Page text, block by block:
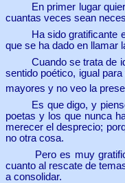
En primer lugar
cuantas veces sean
Ha sido gratificante
que se ha dado en llamar
Cuando se trata de
sentido poético, igual
mayores y no veo la
Es que digo, y
poetas y los que nunca
merecer el desprecio;
no otra cosa.
Pero es muy
cuanto al rescate de
a consolidar.